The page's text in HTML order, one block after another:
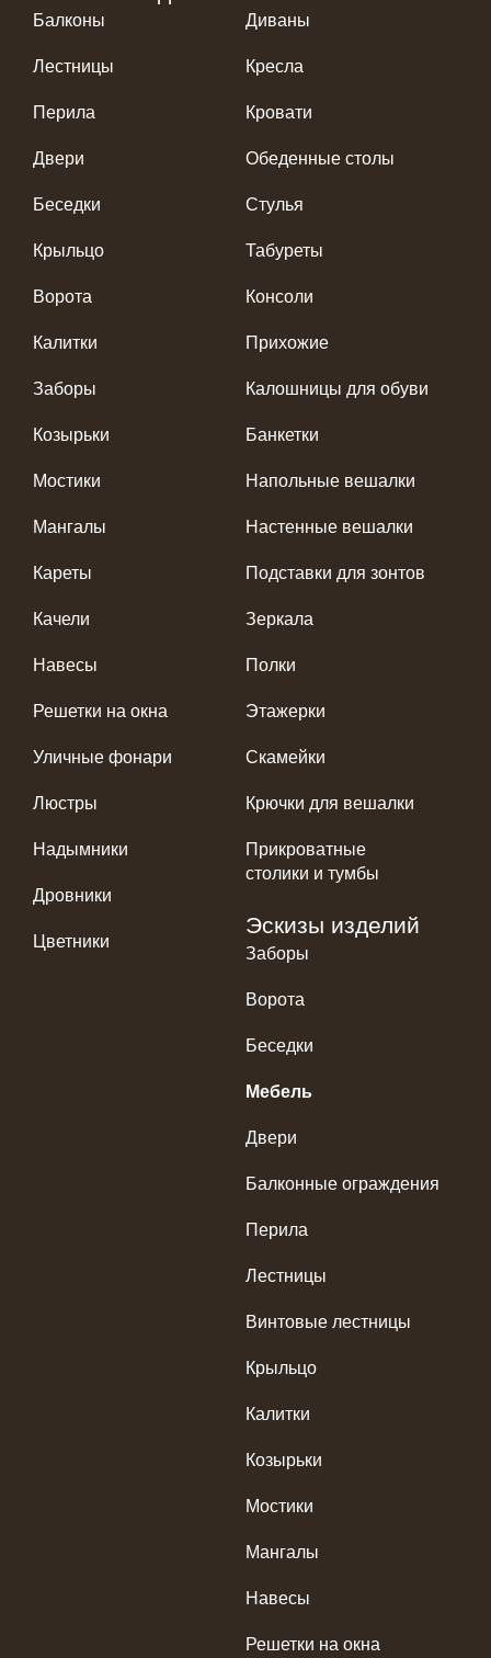
Балконы
Лестницы
Перила
Двери
Беседки
Крыльцо
Ворота
Калитки
Заборы
Козырьки
Мостики
Мангалы
Кареты
Качели
Навесы
Решетки на окна
Уличные фонари
Люстры
Надымники
Дровники
Цветники
Диваны
Кресла
Кровати
Обеденные столы
Стулья
Табуреты
Консоли
Прихожие
Калошницы для обуви
Банкетки
Напольные вешалки
Настенные вешалки
Подставки для зонтов
Зеркала
Полки
Этажерки
Скамейки
Крючки для вешалки
Прикроватные
столики и тумбы
Эскизы изделий
Заборы
Ворота
Беседки
Мебель
Двери
Балконные ограждения
Перила
Лестницы
Винтовые лестницы
Крыльцо
Калитки
Козырьки
Мостики
Мангалы
Навесы
Решетки на окна